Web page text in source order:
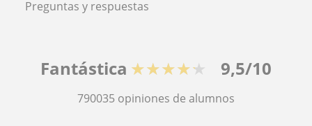
Preguntas y respuestas
Fantástica ★★★★★ 9,5/10
790035 opiniones de alumnos